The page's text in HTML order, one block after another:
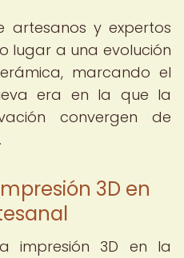
artesanos y expertos
lugar a una evolución
marcando el
era en la que la
convergen de
3D en
impresión 3D en la